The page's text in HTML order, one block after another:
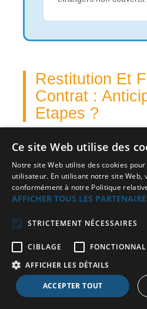
Restitution Et
Contrat :
Etapes ?
Comment se
vehicule leasing ?
Contactez
restitution. (2)
vehicule interieur
Rendez-vous expert
contradictoire
Ce site Web utilise des
Notre site Web utilise des cookies
utilisateur. En utilisant notre site Web,
conformément à notre Politique
AFFICHER TOUS LES
STRICTEMENT NÉCESSAIRES
CIBLAGE
AFFICHER LES DÉTAILS
ACCEPTER TOUT